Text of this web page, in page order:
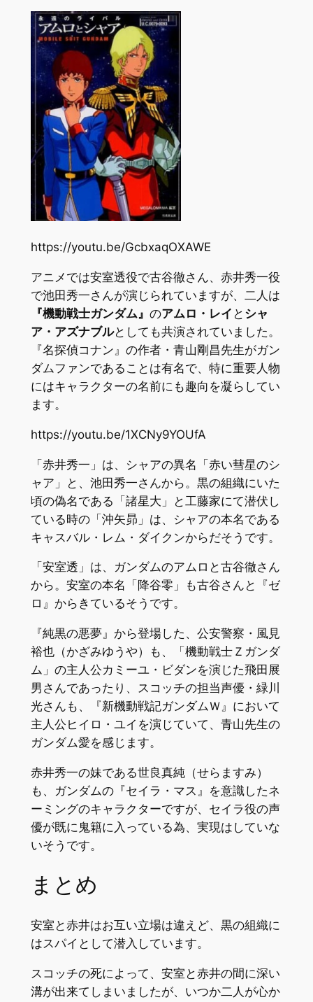
https://youtu.be/GcbxaqOXAWE
アニメでは安室透役で古谷徹さん、赤井秀一役
で池田秀一さんが演じられていますが、二人は
『機動戦士ガンダム』 のアムロ・レイ と シャ
ア・アズナブルとしても共演されていました。
『名探偵コナン』の作者・青山剛昌先生がガン
ダムファンであることは有名で、特に重要人物
にはキャラクターの名前にも趣向を凝らしてい
ます。
https://youtu.be/1XCNy9YOUfA
「赤井秀一」は、シャアの異名「赤い彗星のシ
ャア」と、池田秀一さんから。黒の組織にいた
頃の偽名である「諸星大」と工藤家にて潜伏し
ている時の「沖矢昴」は、シャアの本名である
キャスバル・レム・ダイクンからだそうです。
「安室透」は、ガンダムのアムロと古谷徹さん
から。安室の本名「降谷零」も古谷さんと『ゼ
ロ』からきているそうです。
『純黒の悪夢』から登場した、公安警察・風見
裕也（かざみゆうや）も、「機動戦士Ｚガンダ
ム」の主人公カミーユ・ビダンを演じた飛田展
男さんであったり、スコッチの担当声優・緑川
光さんも、『新機動戦記ガンダムＷ』において
主人公ヒイロ・ユイを演じていて、青山先生の
ガンダム愛を感じます。
赤井秀一の妹である世良真純（せらますみ）
も、ガンダムの『セイラ・マス』を意識したネ
ーミングのキャラクターですが、セイラ役の声
優が既に鬼籍に入っている為、実現はしていな
いそうです。
まとめ
安室と赤井はお互い立場は違えど、黒の組織に
はスパイとして潜入しています。
スコッチの死によって、安室と赤井の間に深い
溝が出来てしまいましたが、いつか二人が心か